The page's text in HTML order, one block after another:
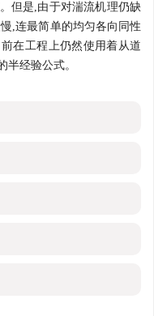
但是,由于对湍流机理仍缺
,连最简单的均匀各向同性
在工程上仍然使用着从道
半经验公式。